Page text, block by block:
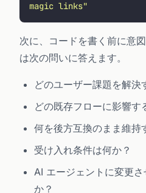
magic links"
次に、コードを書く前に意
は次の問いに答えます。
どのユーザー課題を解決
どの既存フローに影響す
何を後方互換のまま維持
受け入れ条件は何か？
AI エージェントに変更
か？